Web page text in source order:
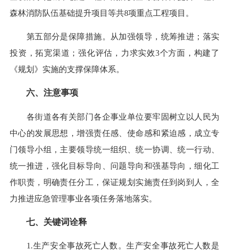
森林消防队伍基础提升项目等共8项重点工程项目。
第五部分是保障措施。从加强领导，统筹推进；落实
投资，拓宽渠道；强化评估，力求实效3个方面，构建了
《规划》实施的支撑保障体系。
六、注意事项
各街道各有关部门各企事业单位要牢固树立以人民为
中心的发展思想，增强责任感、使命感和紧迫感，成立专
门领导小组，主要领导统一组织、统一协调、统一行动、
统一推进，强化目标导向、问题导向和强基导向，细化工
作职责，明确责任分工，保证规划实施责任到岗到人，全
力推进应急管理事业各项任务落地落实。
七、关键词诠释
1.生产安全事故死亡人数。生产安全事故死亡人数是